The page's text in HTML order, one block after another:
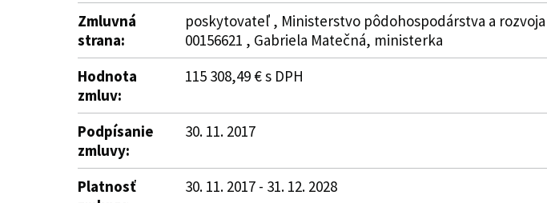
Zmluvná
strana:
poskytovateľ , Ministerstvo pôdohospodárstva a
00156621 , Gabriela Matečná, ministerka
Hodnota
zmluv:
115 308,49 € s DPH
Podpísanie
zmluvy:
30. 11. 2017
Platnosť
30. 11. 2017 - 31. 12. 2028